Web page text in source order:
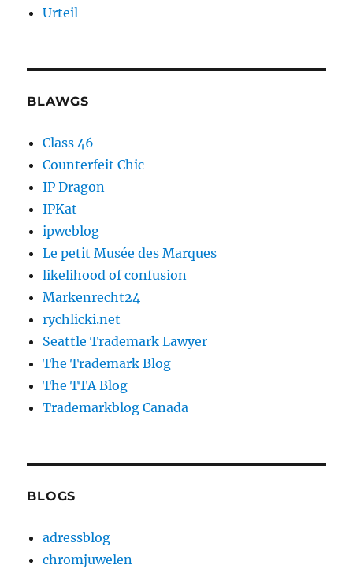
Urteil
BLAWGS
Class 46
Counterfeit Chic
IP Dragon
IPKat
ipweblog
Le petit Musée des Marques
likelihood of confusion
Markenrecht24
rychlicki.net
Seattle Trademark Lawyer
The Trademark Blog
The TTA Blog
Trademarkblog Canada
BLOGS
adressblog
chromjuwelen